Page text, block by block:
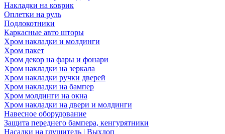
Накладки на коврик
Оплетки на руль
Подлокотники
Каркасные авто шторы
Хром накладки и молдинги
Хром пакет
Хром декор на фары и фонари
Хром накладки на зеркала
Хром накладки ручки дверей
Хром накладки на бампер
Хром молдинги на окна
Хром накладки на двери и молдинги
Навесное оборудование
Защита переднего бампера, кенгурятники
Насадки на глушитель | Выхлоп